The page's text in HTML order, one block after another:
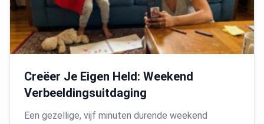
Creëer Je Eigen Held: Weekend
Verbeeldingsuitdaging
Een gezellige, vijf minuten durende weekend